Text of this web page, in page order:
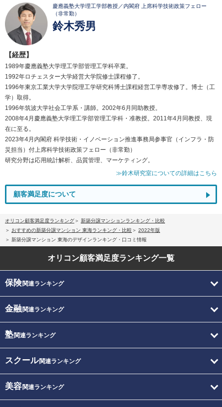
慶應義塾大学理工学部教授／内閣府 上席科学技術政策フェロー
（非常勤）
鈴木秀男
【経歴】
1989年慶應義塾大学理工学部管理工学科卒業。
1992年ロチェスター大学経営大学院修士課程修了。
1996年東京工業大学大学院理工学研究科博士課程経営工学専攻修了。博士（工
学）取得。
1996年筑波大学社会工学系・講師。2002年6月同助教授。
2008年4月慶應義塾大学理工学部管理工学科・准教授。2011年4月同教授、現
在に至る。
2023年4月内閣府 科学技術・イノベーション推進事務局参事官（インフラ・防
災担当）付上席科学技術政策フェロー（非常勤）
研究分野は応用統計解析、品質管理、マーケティング。
≫鈴木研究室についての詳細はこちら
顧客満足度について
オリコン顧客満足度ランキング
新築分譲マンションランキング・比較
おすすめの新築分譲マンション 東海ランキング・比較
2022年版
新築分譲マンション 東海のデザインランキング・口コミ情報
オリコン顧客満足度ランキング一覧
保険関連ランキング
金融関連ランキング
塾関連ランキング
スクール関連ランキング
美容関連ランキング